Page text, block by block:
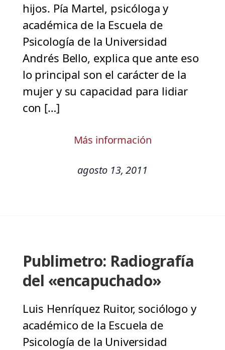
hijos. Pía Martel, psicóloga y
académica de la Escuela de
Psicología de la Universidad
Andrés Bello, explica que ante eso
lo principal son el carácter de la
mujer y su capacidad para lidiar
con […]
Más información
agosto 13, 2011
Publimetro: Radiografía
del «encapuchado»
Luis Henríquez Ruitor, sociólogo y
académico de la Escuela de
Psicología de la Universidad